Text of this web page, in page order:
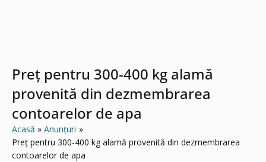
Preț pentru 300-400 kg alamă
provenită din dezmembrarea
contoarelor de apa
Acasă
Anunțuri
Preț pentru 300-400 kg alamă provenită din dezmembrarea
contoarelor de apa